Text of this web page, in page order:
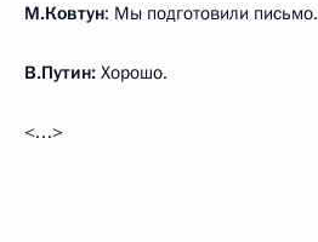
М.Ковтун: Мы подготовили письмо.
В.Путин: Хорошо.
<…>